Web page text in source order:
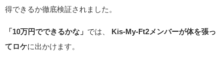
得できるか徹底検証されました。
「10万円でできるかな」 では、
Kis-My-Ft2メンバーが体を張っ
てロケに出かけます。